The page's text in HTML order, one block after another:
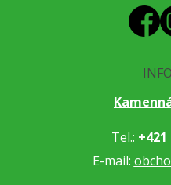
Tel.: +421
E-mail: